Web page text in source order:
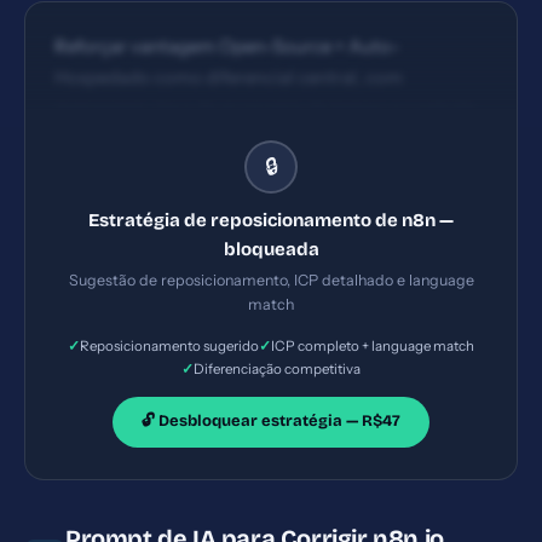
Reforçar vantagem Open-Source + Auto-
de dados; simplificar a comunicação do benefício de
IA integrada em fluxos multi-etapa (ex.: 'Construa
minutos, com total controle de onde seus dados
🔒
Estratégia de reposicionamento de n8n —
bloqueada
Sugestão de reposicionamento, ICP detalhado e language
match
✓Reposicionamento sugerido✓ICP completo + language match
✓Diferenciação competitiva
🔓 Desbloquear estratégia — R$47